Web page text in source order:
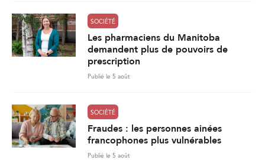
SOCIÉTÉ
Les pharmaciens du Manitoba
demandent plus de pouvoirs de
prescription
Publié le 5 août
SOCIÉTÉ
Fraudes : les personnes ainées
francophones plus vulnérables
Publié le 5 août